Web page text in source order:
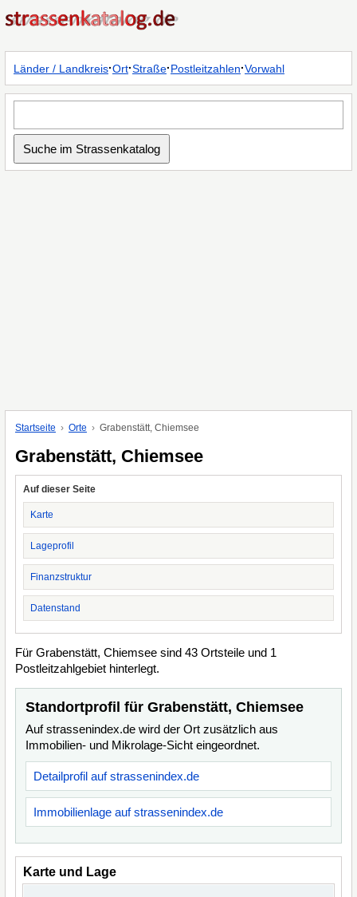
Länder / Landkreis·Ort·Straße·Postleitzahlen·Vorwahl
Startseite Orte Grabenstätt, Chiemsee
Grabenstätt, Chiemsee
Auf dieser Seite
Karte
Lageprofil
Finanzstruktur
Datenstand
Für Grabenstätt, Chiemsee sind 43 Ortsteile und 1
Postleitzahlgebiet hinterlegt.
Standortprofil für Grabenstätt, Chiemsee
Auf strassenindex.de wird der Ort zusätzlich aus
Immobilien- und Mikrolage-Sicht eingeordnet.
Detailprofil auf strassenindex.de
Immobilienlage auf strassenindex.de
Karte und Lage